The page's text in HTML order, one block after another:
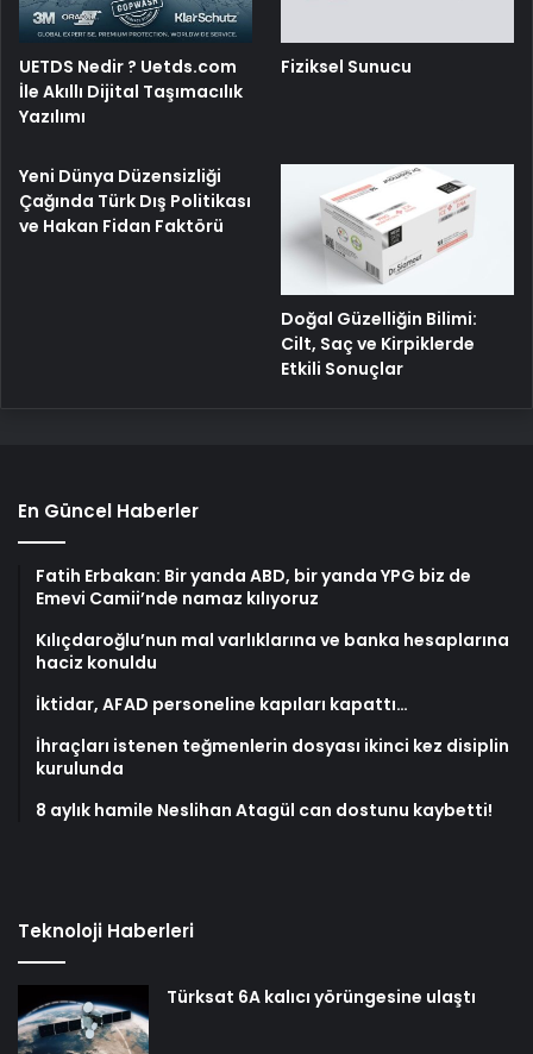
UETDS Nedir ? Uetds.com
İle Akıllı Dijital Taşımacılık
Yazılımı
Fiziksel Sunucu
Yeni Dünya Düzensizliği
Çağında Türk Dış Politikası
ve Hakan Fidan Faktörü
Doğal Güzelliğin Bilimi:
Cilt, Saç ve Kirpiklerde
Etkili Sonuçlar
En Güncel Haberler
Fatih Erbakan: Bir yanda ABD, bir yanda YPG biz de
Emevi Camii’nde namaz kılıyoruz
Kılıçdaroğlu’nun mal varlıklarına ve banka hesaplarına
haciz konuldu
İktidar, AFAD personeline kapıları kapattı…
İhraçları istenen teğmenlerin dosyası ikinci kez disiplin
kurulunda
8 aylık hamile Neslihan Atagül can dostunu kaybetti!
Teknoloji Haberleri
Türksat 6A kalıcı yörüngesine ulaştı